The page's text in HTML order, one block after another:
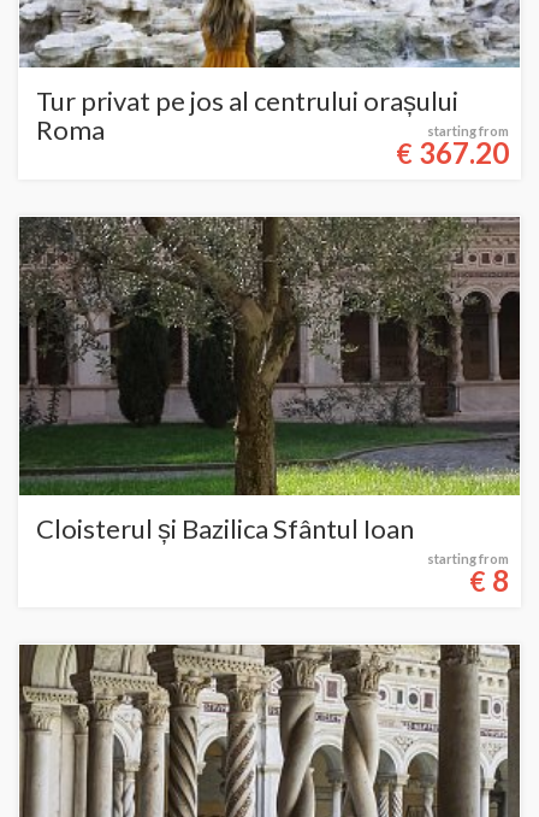
Tur privat pe jos al centrului orașului
Roma
starting from
€ 367.20
Cloisterul și Bazilica Sfântul Ioan
starting from
€ 8